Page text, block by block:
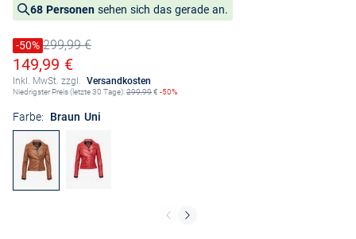
68 Personen sehen sich das gerade an.
Preis reduziert um
-50%
Alter Preis299,99 €
Ermäßigter Preis
149,99 €
Inkl. MwSt. zzgl. Versandkosten
Niedrigster Preis (letzte 30 Tage):299,99€ -50%
Farbe: Braun Uni